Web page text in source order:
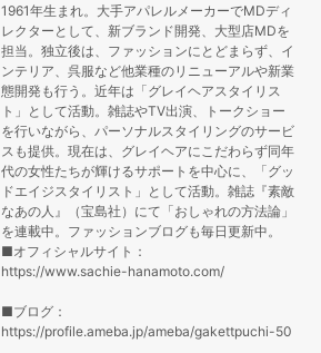
1961年生まれ。大手アパレルメーカーでMDディ
レクターとして、新ブランド開発、大型店MDを
担当。独立後は、ファッションにとどまらず、イ
ンテリア、呉服など他業種のリニューアルや新業
態開発も行う。近年は「グレイヘアスタイリス
ト」として活動。雑誌やTV出演、トークショー
を行いながら、パーソナルスタイリングのサービ
スも提供。現在は、グレイヘアにこだわらず同年
代の女性たちが輝けるサポートを中心に、「グッ
ドエイジスタイリスト」として活動。雑誌『素敵
なあの人』（宝島社）にて「おしゃれの方法論」
を連載中。ファッションブログも毎日更新中。
■オフィシャルサイト：
https://www.sachie-hanamoto.com/
■ブログ：
https://profile.ameba.jp/ameba/gakettpuchi-50